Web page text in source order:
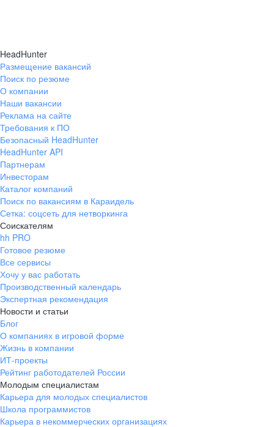
HeadHunter
Размещение вакансий
Поиск по резюме
О компании
Наши вакансии
Реклама на сайте
Требования к ПО
Безопасный HeadHunter
HeadHunter API
Партнерам
Инвесторам
Каталог компаний
Поиск по вакансиям в Караидель
Сетка: соцсеть для нетворкинга
Соискателям
hh PRO
Готовое резюме
Все сервисы
Хочу у вас работать
Производственный календарь
Экспертная рекомендация
Новости и статьи
Блог
О компаниях в игровой форме
Жизнь в компании
ИТ-проекты
Рейтинг работодателей России
Молодым специалистам
Карьера для молодых специалистов
Школа программистов
Карьера в некоммерческих организациях